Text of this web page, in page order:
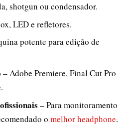
shotgun ou condensador.
LED e refletores.
potente para edição de
– Adobe Premiere, Final Cut Pro
– Para monitoramento
o melhor headphone.